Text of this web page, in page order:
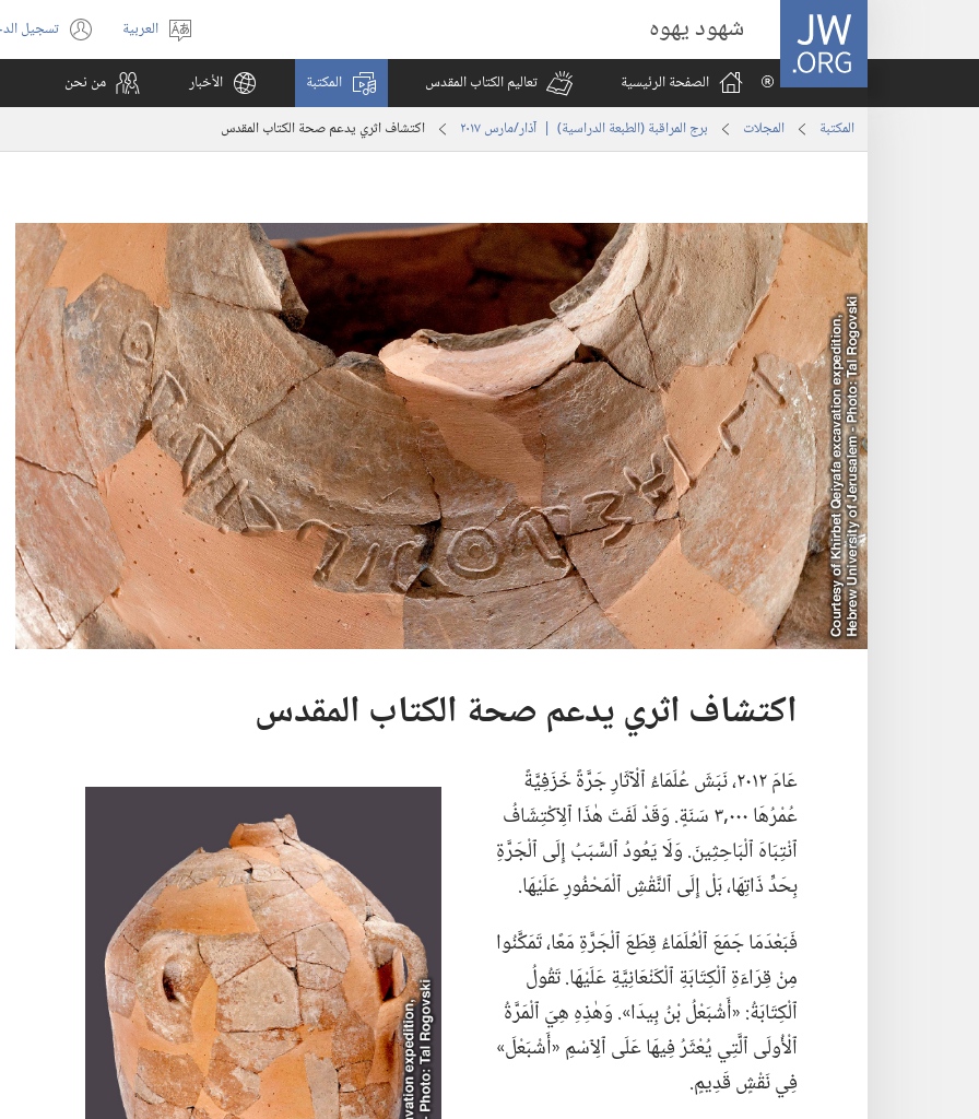
JW.ORG شهود يهوه
اختر
اللغة
العربية تسجيل(يفتح
نافذة
الصفحة الرئيسية
تعاليم الكتاب المقدس المكتبة الأخبار من نحن
المكتبة المجلات برج المراقبة (‏الطبعة الدراسية)‏ | ‏‎آذار/مارس‏ ‏‎٢٠١٧‏ اكتشاف اثري يدعم صحة الكتاب المقدس
اكتشاف اثري يدعم صحة الكتاب المقدس
عَامَ ٢٠١٢،‏ نَبَشَ عُلَمَاءُ ٱلْآثَارِ جَرَّةً خَزَفِيَّةً
عُمْرُهَا ٠٠٠‏,٣ سَنَةٍ.‏ وَقَدْ لَفَتَ هٰذَا ٱلِٱكْتِشَافُ
ٱنْتِبَاهَ ٱلْبَاحِثِينَ.‏ وَلَا يَعُودُ ٱلسَّبَبُ إِلَى ٱلْجَرَّةِ
بِحَدِّ ذَاتِهَا،‏ بَلْ إِلَى ٱلنَّقْشِ ٱلْمَحْفُورِ عَلَيْهَا.‏
فَبَعْدَمَا جَمَعَ ٱلْعُلَمَاءُ قِطَعَ ٱلْجَرَّةِ مَعًا،‏ تَمَكَّنُوا
مِنْ قِرَاءَةِ ٱلْكِتَابَةِ ٱلْكَنْعَانِيَّةِ عَلَيْهَا.‏ تَقُولُ
ٱلْكِتَابَةُ:‏ «أَشْبَعْلُ بْنُ بِيدَا».‏ وَهٰذِهِ هِيَ ٱلْمَرَّةُ
ٱلْأُولَى ٱلَّتِي يُعْثَرُ فِيهَا عَلَى ٱلِٱسْمِ «أَشْبَعْلَ»
فِي نَقْشٍ قَدِيمٍ.‏